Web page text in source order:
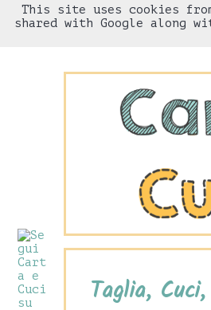
HOME
Taglia,
This site uses cookies
shared with Google along